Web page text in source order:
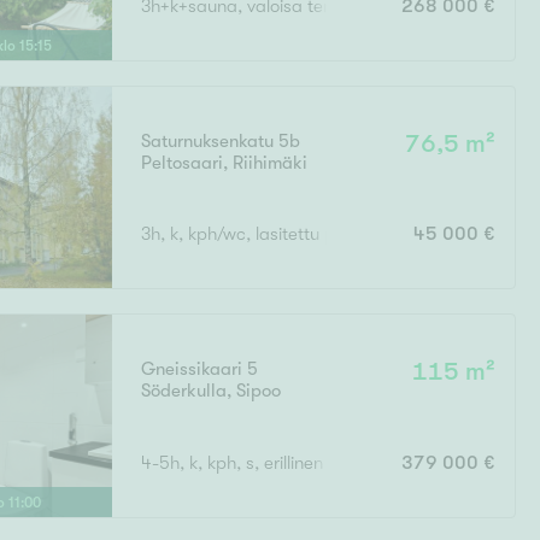
15:15
3h+k+sauna, valoisa terassi 268 000 €
Saturnuksenkatu 5b
Peltosaari, Riihimäki
76,5 m²
3h, k, kph/wc, lasitettu parveke 45 000 €
11 :00
Gneissikaari 5
Söderkulla, Sipoo
115 m²
4-5h, k, kph, s, erillinen wc, vh, lasitettu parveke
379 000 €